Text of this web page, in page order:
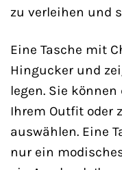
zu verleihen und
Eine Tasche mit
Hingucker und
legen. Sie
Ihrem Outfit oder
auswählen. Eine
nur ein